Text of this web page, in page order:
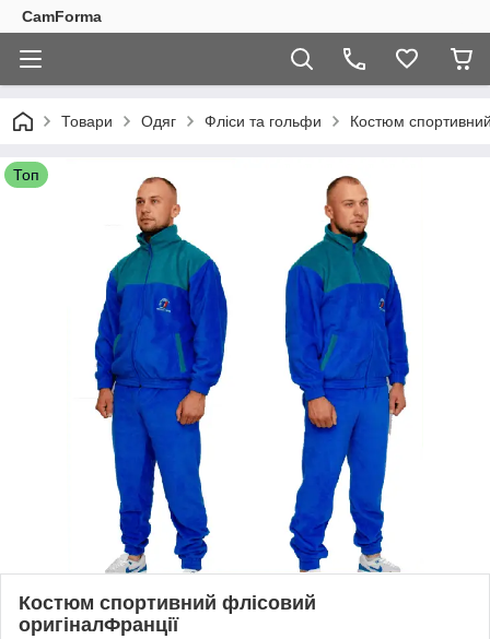
CamForma
Товари Одяг Фліси та гольфи Костюм
Топ
Костюм спортивний флісовий
оригіналФранції